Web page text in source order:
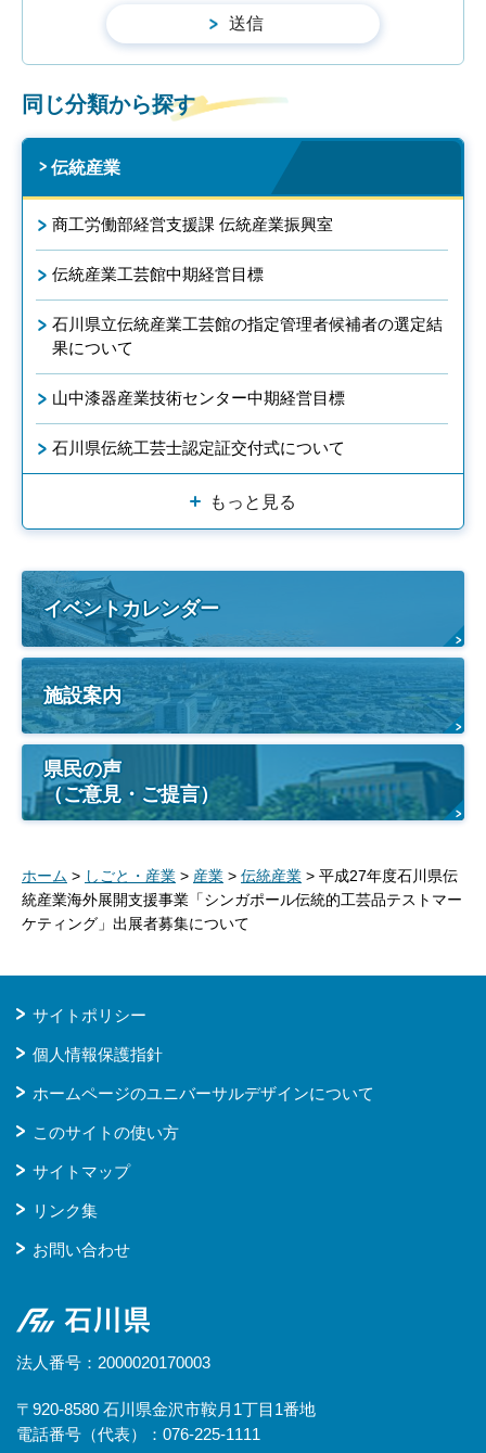
同じ分類から探す
伝統産業
商工労働部経営支援課 伝統産業振興室
伝統産業工芸館中期経営目標
石川県立伝統産業工芸館の指定管理者候補者の選定結
果について
山中漆器産業技術センター中期経営目標
石川県伝統工芸士認定証交付式について
もっと見る
イベントカレンダー
施設案内
県民の声
（ご意見・ご提言）
ホーム > しごと・産業 > 産業 > 伝統産業 > 平成27年度石川県伝
統産業海外展開支援事業「シンガポール伝統的工芸品テストマー
ケティング」出展者募集について
サイトポリシー
個人情報保護指針
ホームページのユニバーサルデザインについて
このサイトの使い方
サイトマップ
リンク集
お問い合わせ
石川県
法人番号：2000020170003
〒920-8580 石川県金沢市鞍月1丁目1番地
電話番号（代表）：076-225-1111